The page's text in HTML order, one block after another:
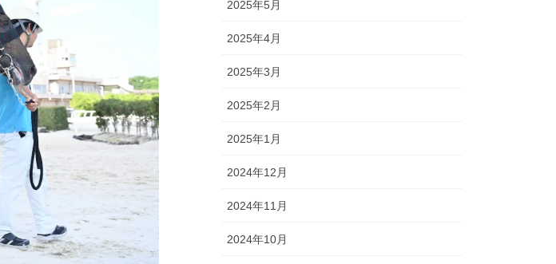
2025年5月
2025年4月
2025年3月
2025年2月
2025年1月
2024年12月
2024年11月
2024年10月